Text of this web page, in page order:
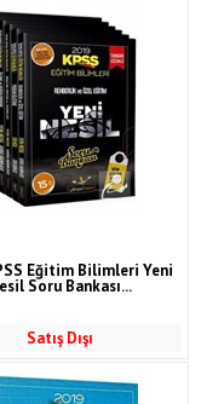
Eğitim Bilimleri Yeni
Soru Bankası...
Satış Dışı